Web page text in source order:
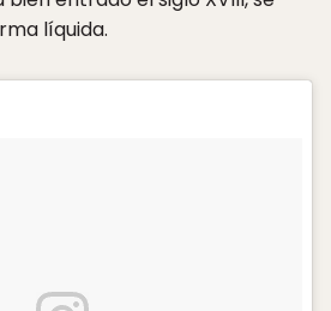
líquida.